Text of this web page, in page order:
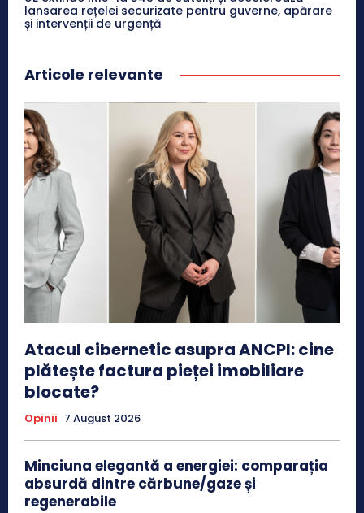
lansarea rețelei securizate pentru guverne, apărare
și intervenții de urgență
Articole relevante
Atacul cibernetic asupra ANCPI: cine
plătește factura pieței imobiliare
blocate?
Opinii 7 August 2026
Minciuna elegantă a energiei: comparația
absurdă dintre cărbune/gaze și
regenerabile